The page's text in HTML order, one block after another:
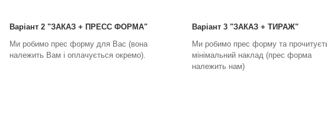
Варіант 2 "ЗАКАЗ + ПРЕСС ФОРМА"
Ми робимо прес форму для Вас (вона
належить Вам і оплачується окремо).
Варіант 3 "ЗАКАЗ + ТИРАЖ"
Ми робимо прес форму та
мінімальний наклад (прес форма
належить нам)